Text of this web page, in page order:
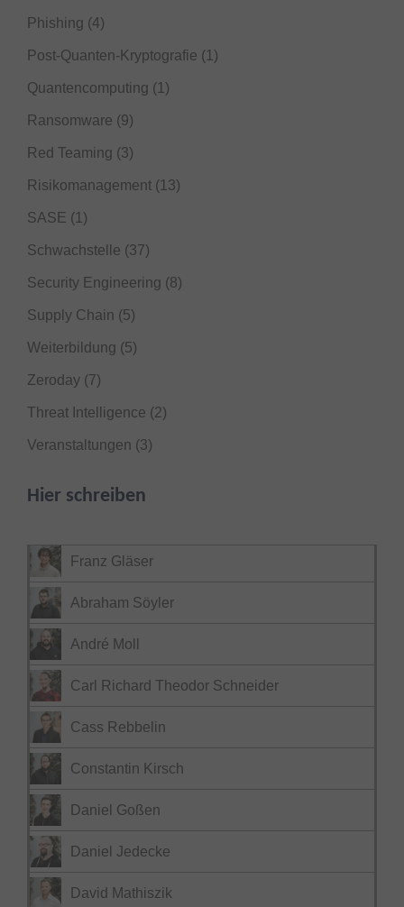
Phishing (4)
Post-Quanten-Kryptografie (1)
Quantencomputing (1)
Ransomware (9)
Red Teaming (3)
Risikomanagement (13)
SASE (1)
Schwachstelle (37)
Security Engineering (8)
Supply Chain (5)
Weiterbildung (5)
Zeroday (7)
Threat Intelligence (2)
Veranstaltungen (3)
Hier schreiben
Franz Gläser
Abraham Söyler
André Moll
Carl Richard Theodor Schneider
Cass Rebbelin
Constantin Kirsch
Daniel Goßen
Daniel Jedecke
David Mathiszik